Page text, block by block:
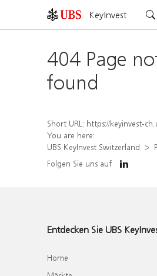
KeyInvest
404 Page
found
Short URL: https://keyinvest-ch.ubs.com/produkt/
You are here:
UBS KeyInvest Switzerland
Folgen Sie uns auf
Entdecken Sie UBS
Home